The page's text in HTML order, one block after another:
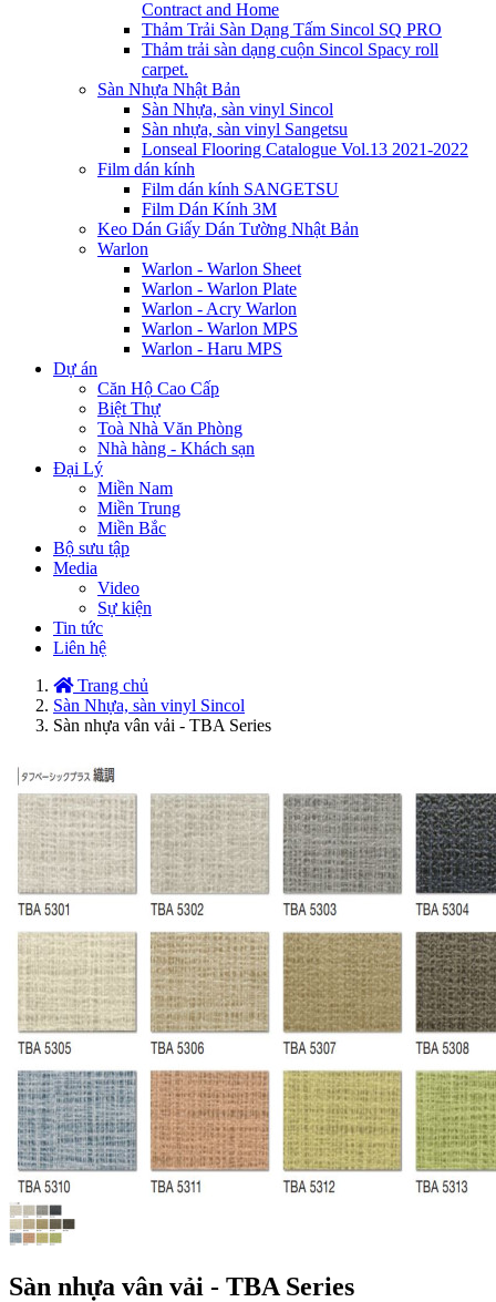
Contract and Home
Thảm Trải Sàn Dạng Tấm Sincol SQ PRO
Thảm trải sàn dạng cuộn Sincol Spacy roll
carpet.
Sàn Nhựa Nhật Bản
Sàn Nhựa, sàn vinyl Sincol
Sàn nhựa, sàn vinyl Sangetsu
Lonseal Flooring Catalogue Vol.13 2021-2022
Film dán kính
Film dán kính SANGETSU
Film Dán Kính 3M
Keo Dán Giấy Dán Tường Nhật Bản
Warlon
Warlon - Warlon Sheet
Warlon - Warlon Plate
Warlon - Acry Warlon
Warlon - Warlon MPS
Warlon - Haru MPS
Dự án
Căn Hộ Cao Cấp
Biệt Thự
Toà Nhà Văn Phòng
Nhà hàng - Khách sạn
Đại Lý
Miền Nam
Miền Trung
Miền Bắc
Bộ sưu tập
Media
Video
Sự kiện
Tin tức
Liên hệ
Trang chủ
Sàn Nhựa, sàn vinyl Sincol
Sàn nhựa vân vải - TBA Series
Sàn nhựa vân vải - TBA Series